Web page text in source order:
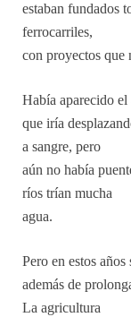
estaban fundados
ferrocarriles,
con proyectos que
Había aparecido
que iría
a sangre, pero
aún no había
ríos trían mucha
agua.
Pero en estos
además de
La agricultura